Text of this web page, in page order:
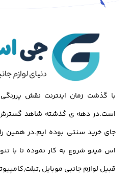
با گذشت زمان اینترنت نقش پررنگی
است.در دهه ی گذشته شاهد گسترش
جای خرید سنتی بوده ایم.در همین
اس مینو شروع به کار نموده تا با
قبیل لوازم جانبی موبایل